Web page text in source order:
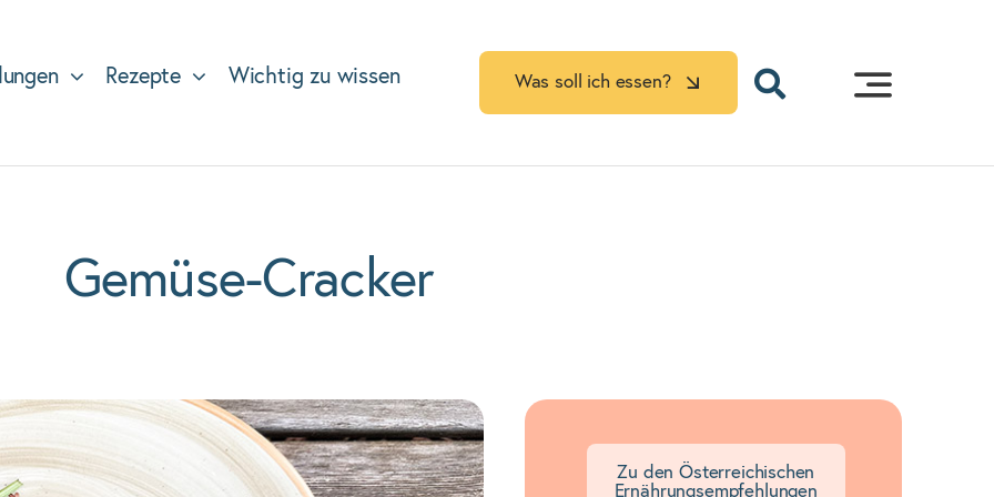
Rezepte Wichtig zu wissen Was soll ich essen?
Gemüse-Cracker
Zu den Österreichischen
Ernährungsempfehlungen